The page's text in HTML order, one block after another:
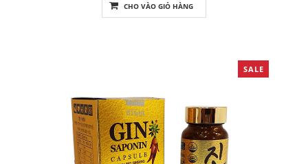
CHO VÀO GIỎ HÀNG
SALE